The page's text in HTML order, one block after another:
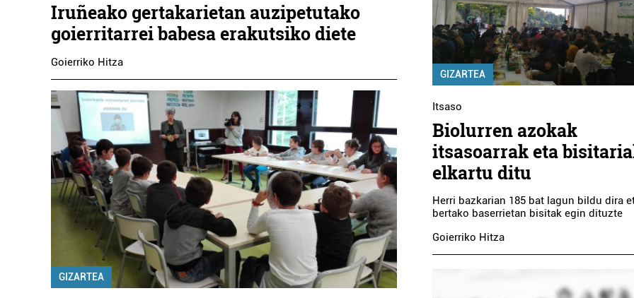
Iruñeako gertakarietan auzipetutako
goierritarrei babesa erakutsiko diete
Goierriko Hitza
GIZARTEA
GIZARTEA
Itsaso
Biolurren azokak
itsasoarrak eta
elkartu ditu
Herri bazkarian 185 bat lagun bildu dira
bertako baserrietan bisitak egin dituzte
Goierriko Hitza